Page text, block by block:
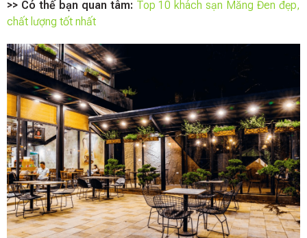
>> Có thể bạn quan tâm: Top 10 khách sạn Măng Đen đẹp,
chất lượng tốt nhất